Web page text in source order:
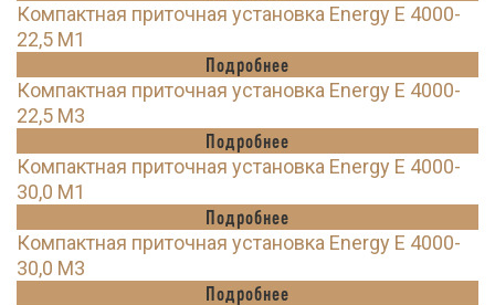
Компактная приточная установка Energy E 4000-
22,5 M1
Подробнее
Компактная приточная установка Energy E 4000-
22,5 M3
Подробнее
Компактная приточная установка Energy E 4000-
30,0 M1
Подробнее
Компактная приточная установка Energy E 4000-
30,0 M3
Подробнее